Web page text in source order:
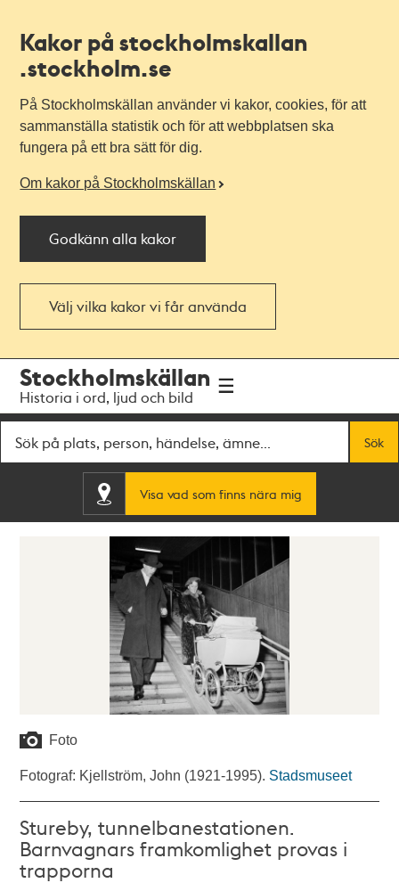
Kakor på stockholmskallan
.stockholm.se
På Stockholmskällan använder vi kakor, cookies, för att
sammanställa statistik och för att webbplatsen ska
fungera på ett bra sätt för dig.
Om kakor på Stockholmskällan
Godkänn alla kakor
Välj vilka kakor vi får använda
navigationen
huvudinnehållet
Stockholmskällan
Historia i ord, ljud och bild
Sök
Visa vad som finns nära mig
Foto
Fotograf: Kjellström, John (1921-1995). Stadsmuseet
Stureby, tunnelbanestationen.
Barnvagnars framkomlighet provas i
trapporna